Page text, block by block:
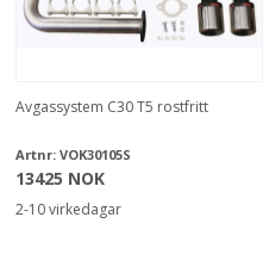
Avgassystem C30 T5 rostfritt
Artnr: VOK30105S
13425 NOK
2-10 virkedagar